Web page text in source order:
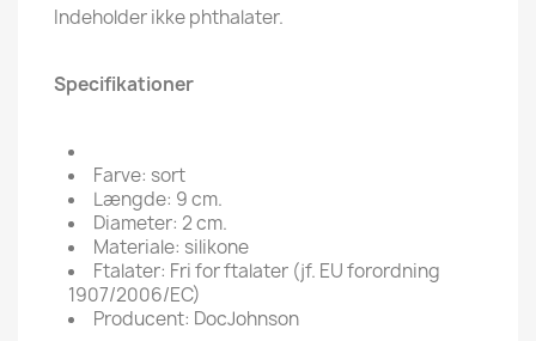
Indeholder ikke phthalater.
Specifikationer
Farve: sort
Længde: 9 cm.
Diameter: 2 cm.
Materiale: silikone
Ftalater: Fri for ftalater (jf. EU forordning
1907/2006/EC)
Producent: DocJohnson